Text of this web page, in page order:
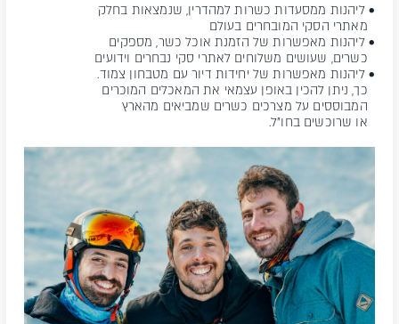
• ליהנות ממסעדות כשרות למהדרין, שנמצאות בחלק
מאתרי הסקי המובחרים בעולם
• ליהנות מאפשרות של הזמנת אוכל כשר, מספקים
כשרים, שעושים משלוחים לאתרי סקי נבחרים וידועים
• ליהנות מאפשרות של יחידות דיור עם מטבחון צמוד.
כך, ניתן להכין באופן עצמאי את המאכלים המוכרים
המבוססים על מצרכים כשרים שמביאים מהארץ
או שרוכשים בחו"ל.